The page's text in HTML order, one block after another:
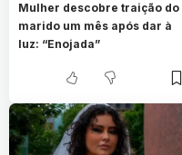
Mulher descobre traição do
marido um mês após dar à
luz: “Enojada”